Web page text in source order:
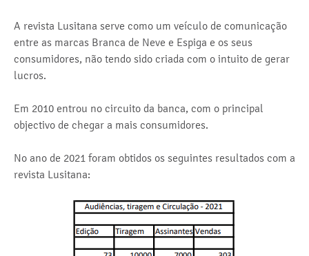
A revista Lusitana serve como um veículo de comunicação
entre as marcas Branca de Neve e Espiga e os seus
consumidores, não tendo sido criada com o intuito de gerar
lucros.
Em 2010 entrou no circuito da banca, com o principal
objectivo de chegar a mais consumidores.
No ano de 2021 foram obtidos os seguintes resultados com a
revista Lusitana: